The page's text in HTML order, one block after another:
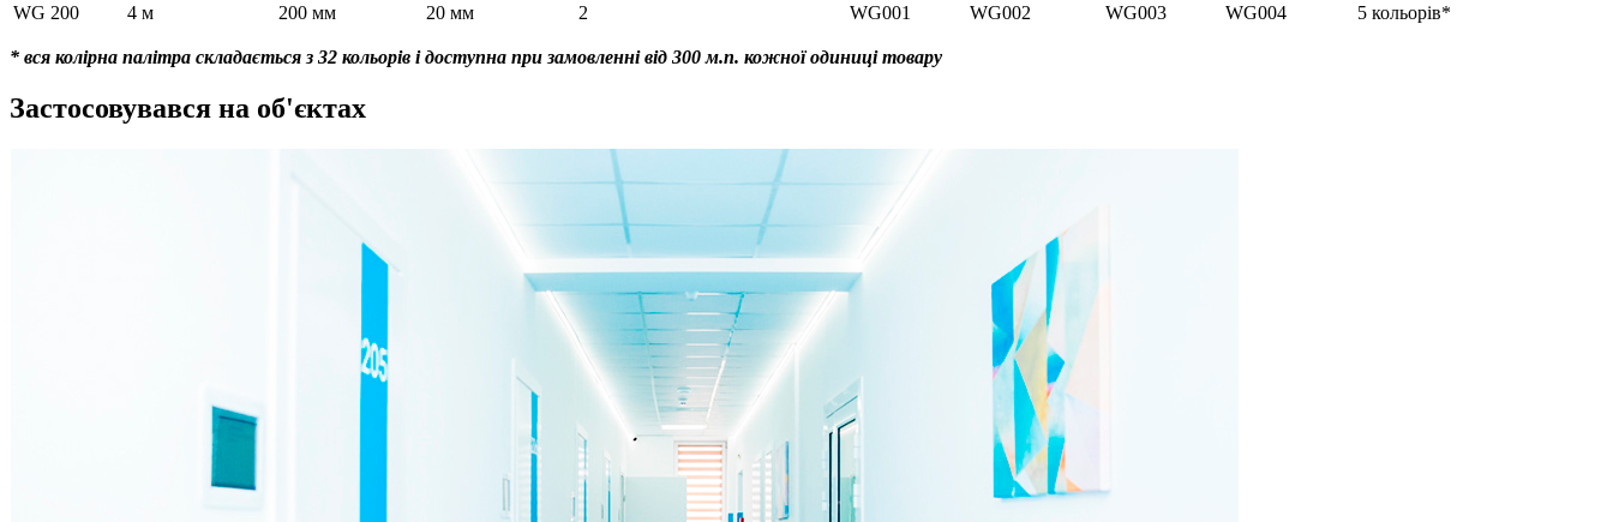
WG 200
4 м 200 мм 20 мм 2 WG001 WG002 WG003 WG004 5 кольорів*
* вся колірна палітра складається з 32 кольорів і доступна при замовленні від 300 м.п. кожної одиниці товару
Застосовувався на об'єктах